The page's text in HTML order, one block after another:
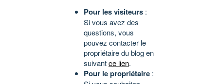
Pour les visiteurs :
Si vous avez des
questions, vous
pouvez contacter le
propriétaire du blog en
suivantce lien.
Pour le propriétaire :